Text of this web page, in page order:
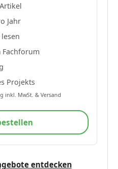
Jahr
Fachforum
Projekts
inkl. MwSt. & Versand
entdecken